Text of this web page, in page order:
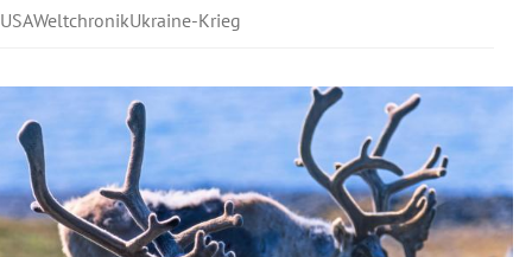
USAWeltchronikUkraine-Krieg